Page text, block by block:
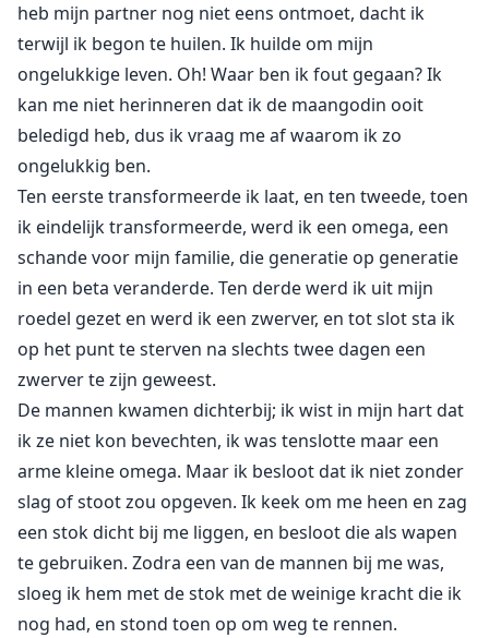
heb mijn partner nog niet eens ontmoet, dacht ik
terwijl ik begon te huilen. Ik huilde om mijn
ongelukkige leven. Oh! Waar ben ik fout gegaan? Ik
kan me niet herinneren dat ik de maangodin ooit
beledigd heb, dus ik vraag me af waarom ik zo
ongelukkig ben.
Ten eerste transformeerde ik laat, en ten tweede, toen
ik eindelijk transformeerde, werd ik een omega, een
schande voor mijn familie, die generatie op generatie
in een beta veranderde. Ten derde werd ik uit mijn
roedel gezet en werd ik een zwerver, en tot slot sta ik
op het punt te sterven na slechts twee dagen een
zwerver te zijn geweest.
De mannen kwamen dichterbij; ik wist in mijn hart dat
ik ze niet kon bevechten, ik was tenslotte maar een
arme kleine omega. Maar ik besloot dat ik niet zonder
slag of stoot zou opgeven. Ik keek om me heen en zag
een stok dicht bij me liggen, en besloot die als wapen
te gebruiken. Zodra een van de mannen bij me was,
sloeg ik hem met de stok met de weinige kracht die ik
nog had, en stond toen op om weg te rennen.